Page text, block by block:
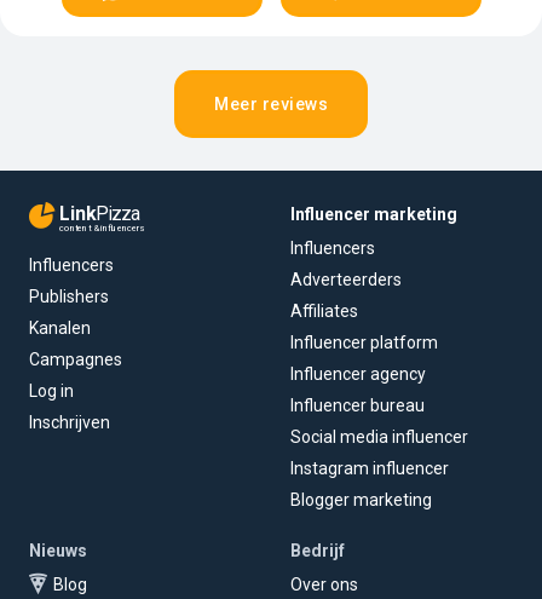
Meer reviews
LinkPizza
content & influencers
Influencers
Publishers
Kanalen
Campagnes
Log in
Inschrijven
Influencer marketing
Influencers
Adverteerders
Affiliates
Influencer platform
Influencer agency
Influencer bureau
Social media influencer
Instagram influencer
Blogger marketing
Nieuws
Blog
Bedrijf
Over ons